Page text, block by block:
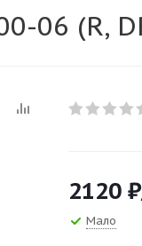
06 (R,
2120 ₽
Мало